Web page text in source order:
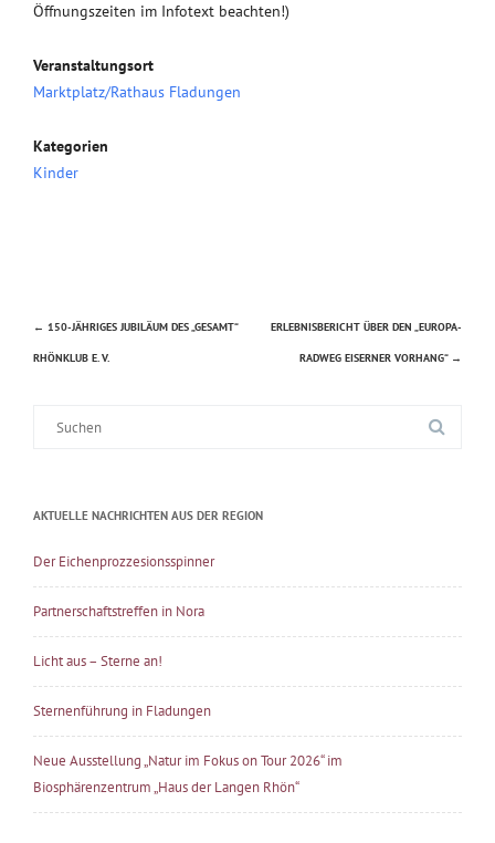
Öffnungszeiten im Infotext beachten!)
Veranstaltungsort
Marktplatz/Rathaus Fladungen
Kategorien
Kinder
Beitragsnavigation
← 150-JÄHRIGES JUBILÄUM DES „GESAMT“
RHÖNKLUB E. V.
ERLEBNISBERICHT ÜBER DEN „EUROPA-
RADWEG EISERNER VORHANG“ →
AKTUELLE NACHRICHTEN AUS DER REGION
Der Eichenprozzesionsspinner
Partnerschaftstreffen in Nora
Licht aus – Sterne an!
Sternenführung in Fladungen
Neue Ausstellung „Natur im Fokus on Tour 2026“ im
Biosphärenzentrum „Haus der Langen Rhön“